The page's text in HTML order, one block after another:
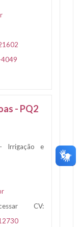
- PQ2
- Irrigação e
CV: